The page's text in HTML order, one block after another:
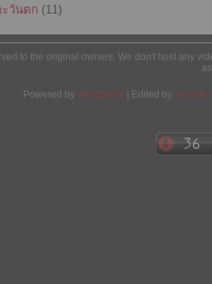
ะวันตก (11)
to the original owners. We don't host any
Powered by Wordpress | Edited by Yes We